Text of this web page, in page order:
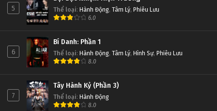
5 Thể loại: Hành Động, Tâm Lý, Phiêu Lưu
6.0
6
Bí Danh: Phần 1
Thể loại: Hành Động, Tâm Lý, Hình Sự, Phiêu Lưu
8.0
7
Tây Hành Kỷ (Phần 3)
Thể loại: Hành Động
8.0